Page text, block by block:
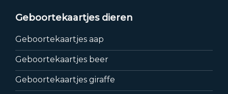
Geboortekaartjes dieren
Geboortekaartjes aap
Geboortekaartjes beer
Geboortekaartjes giraffe